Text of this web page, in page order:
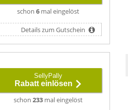
schon 6 mal eingelöst
Details zum Gutschein
SellyPally
Rabatt einlösen
schon 233 mal eingelöst